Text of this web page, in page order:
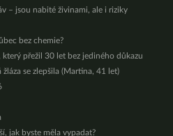
– jsou nabité živinami, ale i riziky
bez chemie?
přežil 30 let bez jediného důkazu
se zlepšila (Martina, 41 let)
jak byste měla vypadat?